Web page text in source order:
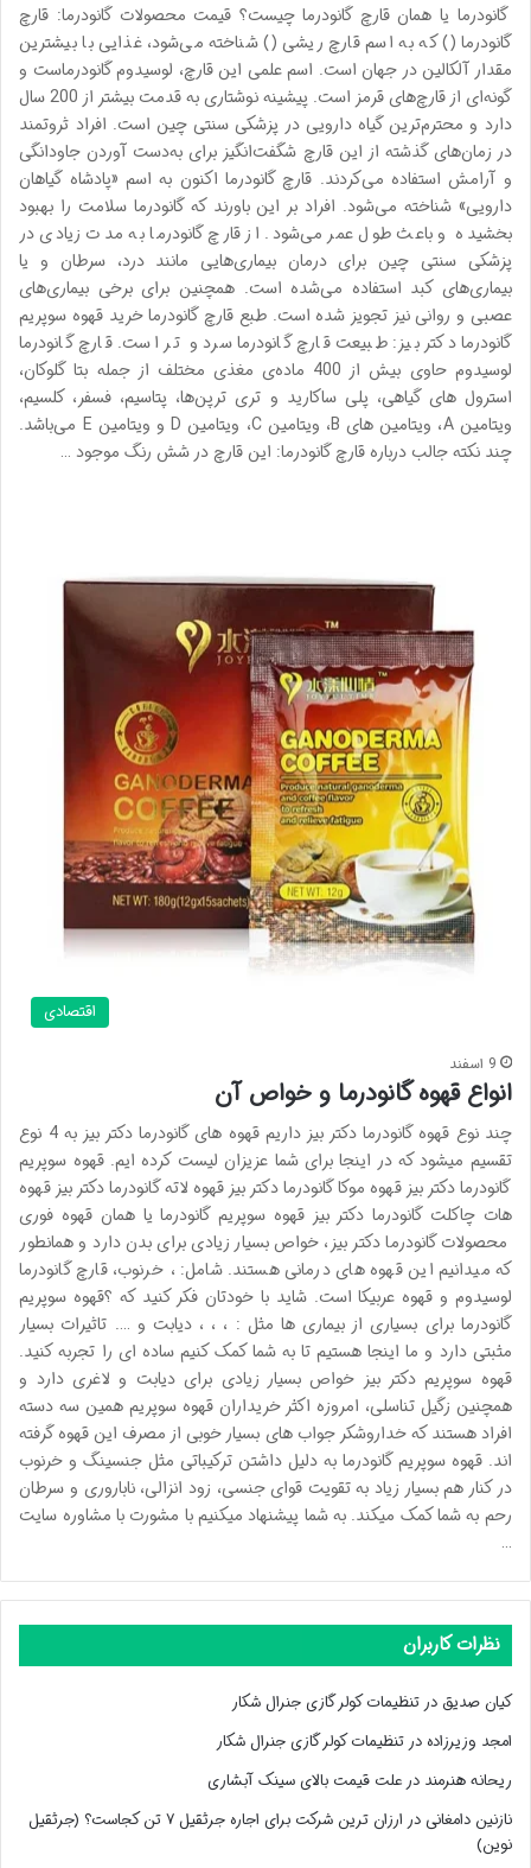
گانودرما یا همان قارچ گانودرما چیست؟ قیمت محصولات گانودرما: قارچ
گانودرما () که به اسم قارچ ریشی () شناخته می‌شود، غذایی با بیشترین
مقدار آلکالین در جهان است. اسم علمی این قارچ، لوسیدوم گانودرماست و
گونه‌ای از قارچ‌های قرمز است. پیشینه نوشتاری به قدمت بیشتر از 200 سال
دارد و محترم‌ترین گیاه دارویی در پزشکی سنتی چین است. افراد ثروتمند
در زمان‌های گذشته از این قارچ شگفت‌انگیز برای به‌دست آوردن جاودانگی
و آرامش استفاده می‌کردند. قارچ گانودرما اکنون به اسم «پادشاه گیاهان
دارویی» شناخته می‌شود. افراد بر این باورند که گانودرما سلامت را بهبود
بخشیده و باعث طول عمر می‌شود. از قارچ گانودرما به مدت زیادی در
پزشکی سنتی چین برای درمان بیماری‌هایی مانند درد، سرطان و یا
بیماری‌های کبد استفاده می‌شده است. همچنین برای برخی بیماری‌های
عصبی و روانی نیز تجویز شده است. طبع قارچ گانودرما خرید قهوه سوپریم
گانودرما دکتر بیز: طبیعت قارچ گانودرما سرد و تر است. قارچ گانودرما
لوسیدوم حاوی بیش از 400 ماده‌ی مغذی مختلف از جمله بتا گلوکان،
استرول های گیاهی، پلی ساکارید و تری ترپن‌ها، پتاسیم، فسفر، کلسیم،
ویتامین A، ویتامین های B، ویتامین C، ویتامین D و ویتامین E می‌باشد.
چند نکته جالب درباره قارچ گانودرما: این قارچ در شش رنگ موجود …
اقتصادی
9 اسفند
انواع قهوه گانودرما و خواص آن
چند نوع قهوه گانودرما دکتر بیز داریم قهوه های گانودرما دکتر بیز به 4 نوع
تقسیم میشود که در اینجا برای شما عزیزان لیست کرده ایم. قهوه سوپریم
گانودرما دکتر بیز قهوه موکا گانودرما دکتر بیز قهوه لاته گانودرما دکتر بیز قهوه
هات چاکلت گانودرما دکتر بیز قهوه سوپریم گانودرما یا همان قهوه فوری
محصولات گانودرما دکتر بیز، خواص بسیار زیادی برای بدن دارد و همانطور
که میدانیم این قهوه های درمانی هستند. شامل: ، خرنوب، قارچ گانودرما
لوسیدوم و قهوه عربیکا است. شاید با خودتان فکر کنید که ؟قهوه سوپریم
گانودرما برای بسیاری از بیماری ها مثل : ، ، ، دیابت و …. تاثیرات بسیار
مثبتی دارد و ما اینجا هستیم تا به شما کمک کنیم ساده ای را تجربه کنید.
قهوه سوپریم دکتر بیز خواص بسیار زیادی برای دیابت و لاغری دارد و
همچنین زگیل تناسلی، امروزه اکثر خریداران قهوه سوپریم همین سه دسته
افراد هستند که خداروشکر جواب های بسیار خوبی از مصرف این قهوه گرفته
اند. قهوه سوپریم گانودرما به دلیل داشتن ترکیباتی مثل جنسینگ و خرنوب
در کنار هم بسیار زیاد به تقویت قوای جنسی، زود انزالی، ناباروری و سرطان
رحم به شما کمک میکند. به شما پیشنهاد میکنیم با مشورت با مشاوره سایت
…
نظرات کاربران
کیان صدیق در تنظیمات کولر گازی جنرال شکار
امجد وزیرزاده در تنظیمات کولر گازی جنرال شکار
ریحانه هنرمند در علت قیمت بالای سینک آبشاری
نازنین دامغانیدر
ارزان ترین شرکت برای اجاره جرثقیل ۷ تن کجاست؟ (جرثقیل
نوین)